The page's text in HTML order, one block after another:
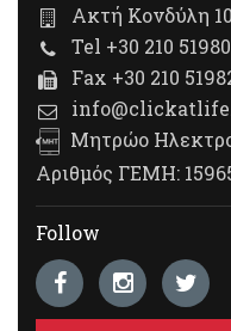
Ακτή Κονδύλη
Tel +30 210
Fax +30 210
Μητρώο
Αριθμός ΓΕΜΗ:
Follow